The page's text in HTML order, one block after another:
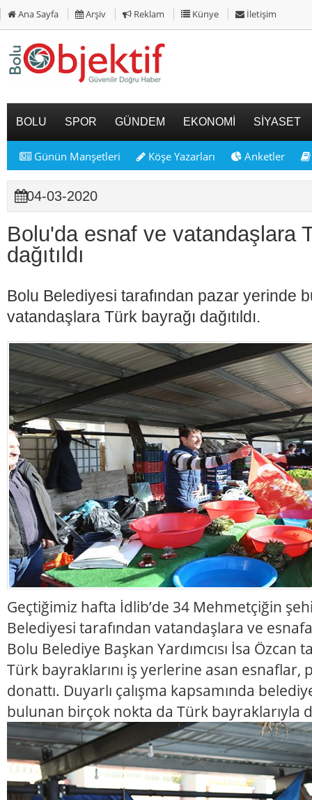
Ana Sayfa Arşiv Reklam Künye İletişim
BOLU SPOR GÜNDEM EKONOMİ SİYASET
Günün Manşetleri Köşe Yazarları Anketler
04-03-2020
Bolu'da esnaf ve vatandaşlara
dağıtıldı
Bolu Belediyesi tarafından pazar yerinde
vatandaşlara Türk bayrağı dağıtıldı.
Geçtiğimiz hafta İdlib’de 34 Mehmetçiğin
Belediyesi tarafından vatandaşlara ve esnafa
Bolu Belediye Başkan Yardımcısı İsa Özcan
Türk bayraklarını iş yerlerine asan
donattı. Duyarlı çalışma kapsamında
bulunan birçok nokta da Türk bayraklarıyla